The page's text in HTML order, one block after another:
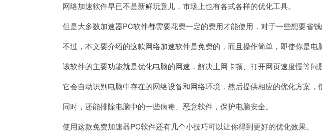
网络加速软件早已不是新鲜玩意儿，市场上也有各式各样的优化工具。
但是大多数加速器PC软件都需要花费一定的费用才能使用，对于一些想要省钱
不过，本文要介绍的这款网络加速软件是免费的，而且操作简单，即使你是电
该软件的主要功能就是优化电脑的网速，解决上网卡顿、打开网页速度慢等问题
它会自动识别电脑中存在的网络设备和网络环境，然后提供相应的优化方案，
同时，还能排除电脑中的一些病毒、恶意软件，保护电脑安全。
使用这款免费加速器PC软件还有几个小技巧可以让你得到更好的优化效果。